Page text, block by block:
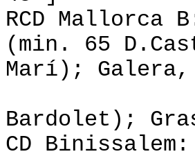
RCD Mallorca
(min. 65
Marí); Galera,
Jaime,
Bardolet);
CD